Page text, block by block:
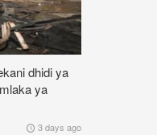
dhidi ya
ya
3 days ago